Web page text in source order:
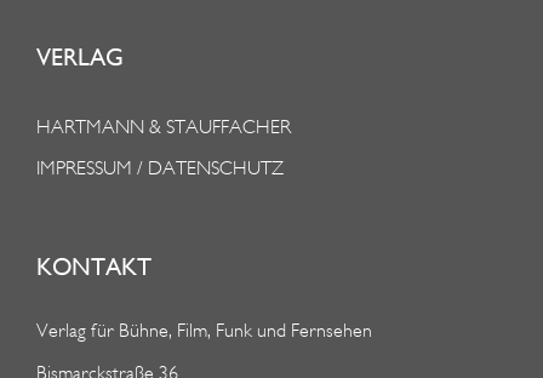
VERLAG
HARTMANN & STAUFFACHER
IMPRESSUM / DATENSCHUTZ
KONTAKT
Verlag für Bühne, Film, Funk und Fernsehen
Bismarckstraße 36